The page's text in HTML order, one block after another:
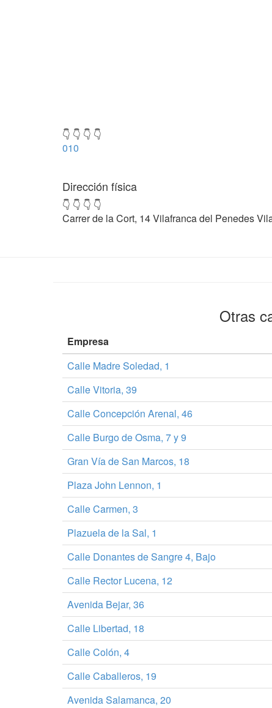
👇 👇 👇 👇
010
Dirección física
👇 👇 👇 👇
Carrer de la Cort, 14 Vilafranca del Penedes
Otras
Empresa
Calle Madre Soledad, 1
Calle Vitoria, 39
Calle Concepción Arenal, 46
Calle Burgo de Osma, 7 y 9
Gran Vía de San Marcos, 18
Plaza John Lennon, 1
Calle Carmen, 3
Plazuela de la Sal, 1
Calle Donantes de Sangre 4, Bajo
Calle Rector Lucena, 12
Avenida Bejar, 36
Calle Libertad, 18
Calle Colón, 4
Calle Caballeros, 19
Avenida Salamanca, 20